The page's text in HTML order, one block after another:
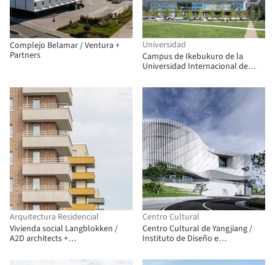
Complejo Belamar / Ventura +
Partners
Universidad
Campus de Ikebukuro de la
Universidad Internacional de
Architects & Engineers
Arquitectura Residencial
Vivienda social Langblokken /
A2D architects +
Centro Cultural
Centro Cultural de Yangjiang /
Instituto de Diseño e
la SCUT + Yifang Design Group